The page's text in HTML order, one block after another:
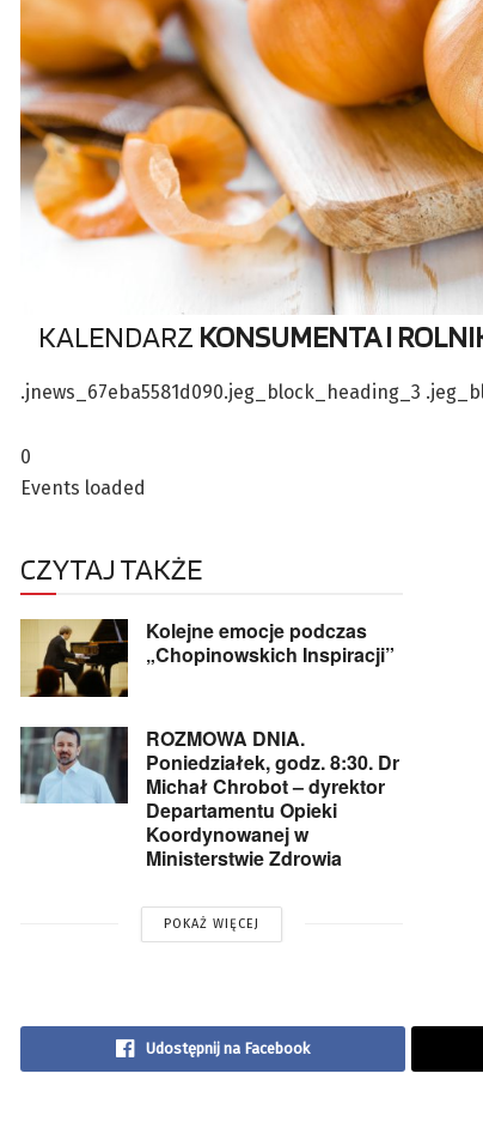
KALENDARZ KONSUMENTA I
.jnews_67eba5581d090.jeg_block_heading_3
0
Events loaded
CZYTAJ TAKŻE
Kolejne emocje podczas
„Chopinowskich Inspiracji”
ROZMOWA DNIA.
Poniedziałek, godz. 8:30. Dr
Michał Chrobot – dyrektor
Departamentu Opieki
Koordynowanej w
Ministerstwie Zdrowia
POKAŻ WIĘCEJ
Udostępnij na Facebook